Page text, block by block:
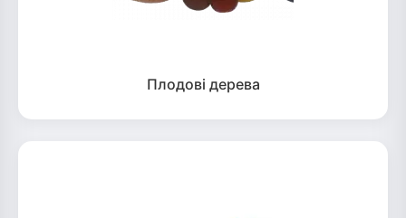
Плодові дерева